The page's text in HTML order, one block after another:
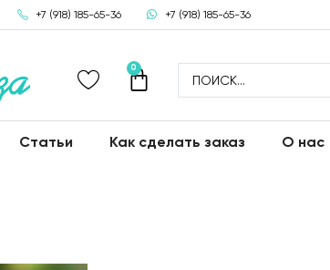
+7 (918) 185-65-36 +7 (918) 185-65-36
0
Статьи Как сделать заказ О нас